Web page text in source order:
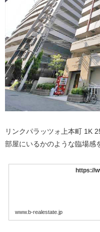
リンクパラッツォ上本町 1K
部屋にいるかのような臨場感
https://
www.b-realestate.jp